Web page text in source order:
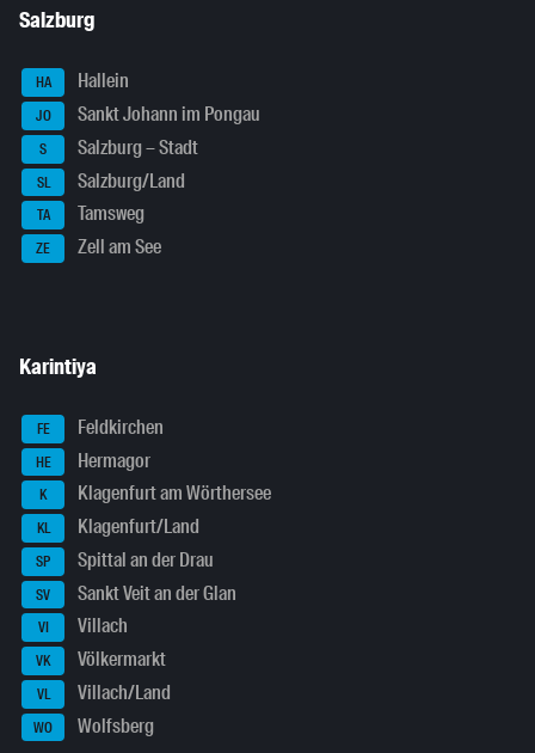
Salzburg
HA Hallein
JO Sankt Johann im Pongau
S Salzburg – Stadt
SL Salzburg/Land
TA Tamsweg
ZE Zell am See
Karintiya
FE Feldkirchen
HE Hermagor
K Klagenfurt am Wörthersee
KL Klagenfurt/Land
SP Spittal an der Drau
SV Sankt Veit an der Glan
VI Villach
VK Völkermarkt
VL Villach/Land
WO Wolfsberg